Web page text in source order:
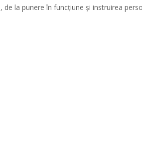
la punere în funcțiune și instruirea